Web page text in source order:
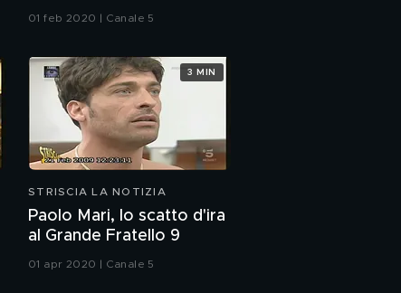
uxoricidio
01 feb 2020 | Canale 5
STRISCIA LA NOTIZIA
Paolo Mari, lo scatto d'ira
al Grande Fratello 9
01 apr 2020 | Canale 5
3 MIN